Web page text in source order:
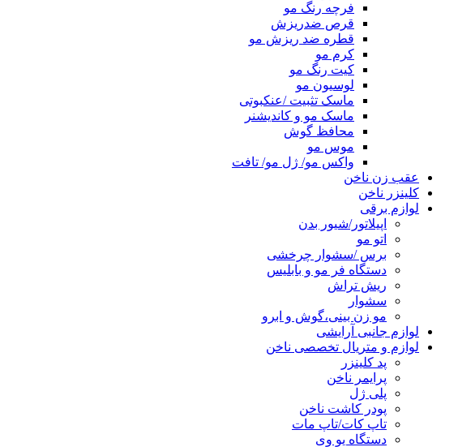
فرچه رنگ مو
قرص ضدریزش
قطره ضد ریزش مو
کرم مو
کیت رنگ مو
لوسیون مو
ماسک تثبیت /عنکبوتی
ماسک مو و کاندیشنر
محافظ گوش
موس مو
واکس مو/ ژل مو/ تافت
عقب زن ناخن
کلینزر ناخن
لوازم برقی
اپیلاتور/شیور بدن
اتو مو
برس /سشوار چرخشی
دستگاه فر مو و بابلیس
ریش تراش
سشوار
مو زن بینی،گوش و ابرو
لوازم جانبی آرایشی
لوازم و متریال تخصصی ناخن
پد کلینزر
پرایمر ناخن
پلی ژل
پودر کاشت ناخن
تاپ کات/تاپ مات
دستگاه یو وی